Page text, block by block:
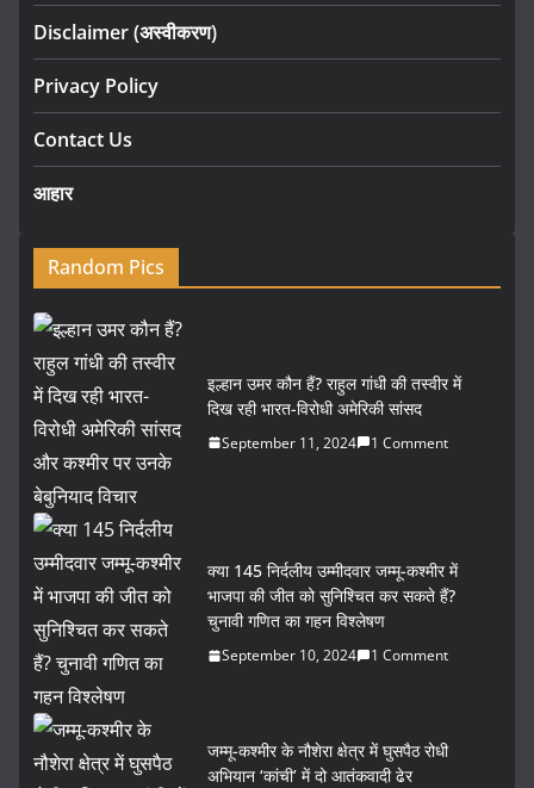
Disclaimer (अस्वीकरण)
Privacy Policy
Contact Us
आहार
Random Pics
इल्हान उमर कौन हैं? राहुल गांधी की तस्वीर में
दिख रही भारत-विरोधी अमेरिकी सांसद
September 11, 2024 1 Comment
क्या 145 निर्दलीय उम्मीदवार जम्मू-कश्मीर में
भाजपा की जीत को सुनिश्चित कर सकते हैं?
चुनावी गणित का गहन विश्लेषण
September 10, 2024 1 Comment
जम्मू-कश्मीर के नौशेरा क्षेत्र में घुसपैठ रोधी
अभियान ‘कांची’ में दो आतंकवादी ढेर